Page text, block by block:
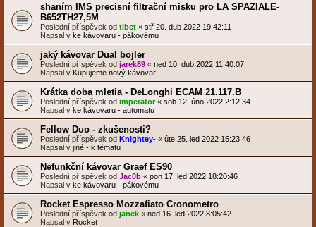
shaním IMS precisní filtrační misku pro LA SPAZIALE-
B652TH27,5M
Poslední příspěvek od tibet « stř 20. dub 2022 19:42:11
Napsal v ke kávovaru - pákovému
jaký kávovar Dual bojler
Poslední příspěvek od jarek89 « ned 10. dub 2022 11:40:07
Napsal v Kupujeme nový kávovar
Krátka doba mletia - DeLonghi ECAM 21.117.B
Poslední příspěvek od imperator« sob 12. úno 2022 2:12:34
Napsal v ke kávovaru - automatu
Fellow Duo - zkušenosti?
Poslední příspěvek od Knightey- « úte 25. led 2022 15:23:46
Napsal v jiné - k tématu
Nefunkční kávovar Graef ES90
Poslední příspěvek od Jac0b « pon 17. led 2022 18:20:46
Napsal v ke kávovaru - pákovému
Rocket Espresso Mozzafiato Cronometro
Poslední příspěvek od janek « ned 16. led 2022 8:05:42
Napsal v Rocket